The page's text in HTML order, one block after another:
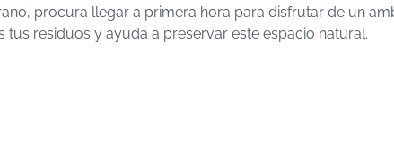
procura llegar a primera hora para disfrutar de un
tus residuos y ayuda a preservar este espacio natural.